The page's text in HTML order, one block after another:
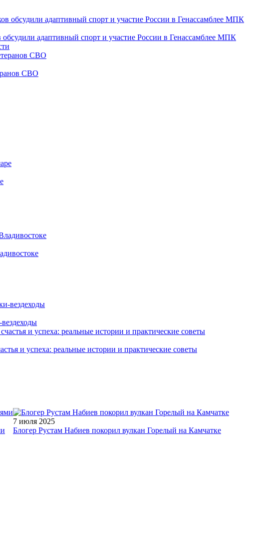
обсудили адаптивный спорт и участие России в Генассамблее МПК
СВО
и успеха: реальные истории и практические советы
7 июля 2025
Блогер Рустам Набиев покорил вулкан Горелый на Камчатке